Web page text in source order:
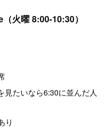
火曜 8:00-10:30）
見たいなら6:30に並んだ人
り